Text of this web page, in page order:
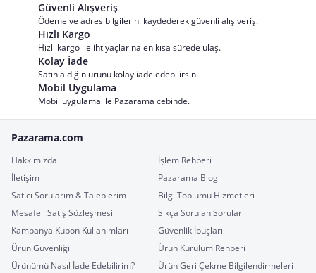
Güvenli Alışveriş
Ödeme ve adres bilgilerini kaydederek güvenli alış veriş.
Hızlı Kargo
Hızlı kargo ile ihtiyaçlarına en kısa sürede ulaş.
Kolay İade
Satın aldığın ürünü kolay iade edebilirsin.
Mobil Uygulama
Mobil uygulama ile Pazarama cebinde.
Pazarama.com
Hakkımızda
İşlem Rehberi
İletişim
Pazarama Blog
Satıcı Sorularım & Taleplerim
Bilgi Toplumu Hizmetleri
Mesafeli Satış Sözleşmesi
Sıkça Sorulan Sorular
Kampanya Kupon Kullanımları
Güvenlik İpuçları
Ürün Güvenliği
Ürün Kurulum Rehberi
Ürünümü Nasıl İade Edebilirim?
Ürün Geri Çekme Bilgilendirmeleri